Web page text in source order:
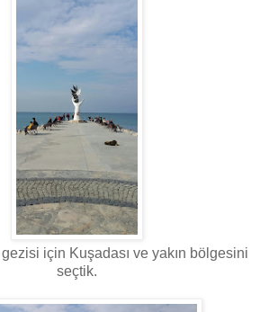
için Kuşadası ve yakın bölgesini
seçtik.